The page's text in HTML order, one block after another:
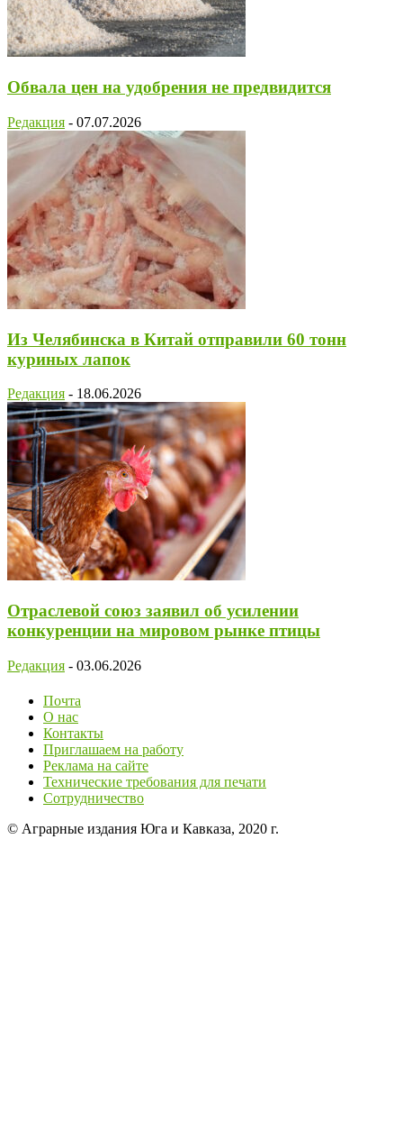
Обвала цен на удобрения не предвидится
Редакция - 07.07.2026
Из Челябинска в Китай отправили 60 тонн
куриных лапок
Редакция - 18.06.2026
Отраслевой союз заявил об усилении
конкуренции на мировом рынке птицы
Редакция - 03.06.2026
Почта
О нас
Контакты
Приглашаем на работу
Реклама на сайте
Технические требования для печати
Сотрудничество
© Аграрные издания Юга и Кавказа, 2020 г.